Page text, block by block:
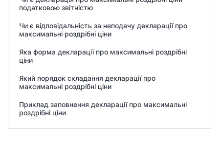
податковою звітністю
Чи є відповідальність за неподачу декларації про
максимальні роздрібні ціни
Яка форма декларації про максимальні роздрібні
ціни
Який порядок складання декларації про
максимальні роздрібні ціни
Приклад заповнення декларації про максимальні
роздрібні ціни